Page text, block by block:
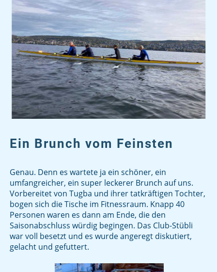
Ein Brunch vom Feinsten
Genau. Denn es wartete ja ein schöner, ein
umfangreicher, ein super leckerer Brunch auf uns.
Vorbereitet von Tugba und ihrer tatkräftigen Tochter,
bogen sich die Tische im Fitnessraum. Knapp 40
Personen waren es dann am Ende, die den
Saisonabschluss würdig begingen. Das Club-Stübli
war voll besetzt und es wurde angeregt diskutiert,
gelacht und gefuttert.